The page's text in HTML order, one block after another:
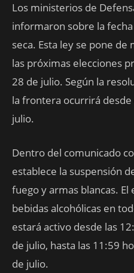
Los ministerios de
informaron sobre la
seca. Esta ley se pone de
las próximas elecciones
28 de julio. Según la
la frontera ocurrirá
julio.
Dentro del comunicado
establece la suspensión
fuego y armas blancas.
bebidas alcohólicas en
estará activo desde las
de julio, hasta las 11:59
de julio.